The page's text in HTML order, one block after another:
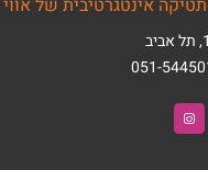
אינטגרטיבית של אווי
051-